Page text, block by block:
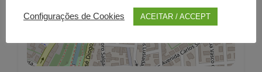
Configurações de Cookies ACEITAR / ACCEPT